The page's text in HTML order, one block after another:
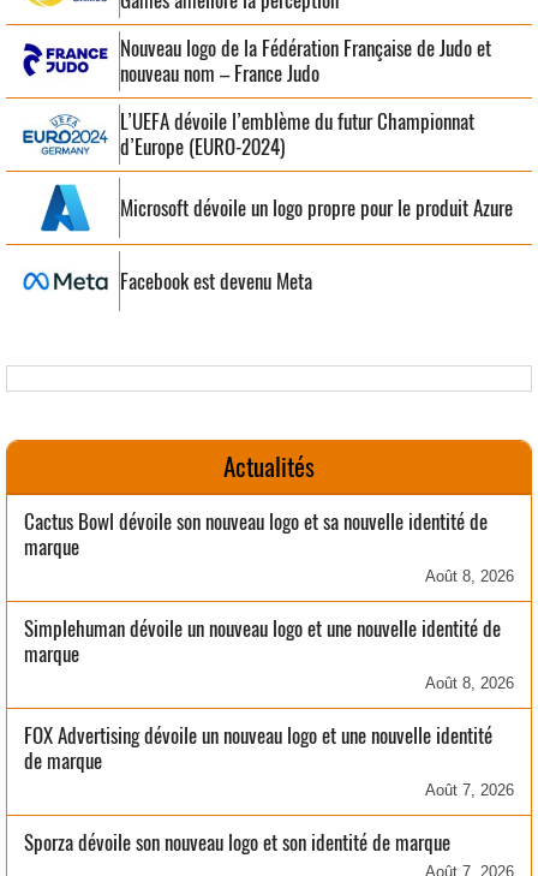
Nouveau logo de la Fédération Française de Judo et
nouveau nom – France Judo
L’UEFA dévoile l’emblème du futur Championnat
d’Europe (EURO-2024)
Microsoft dévoile un logo propre pour le produit Azure
Facebook est devenu Meta
Actualités
Cactus Bowl dévoile son nouveau logo et sa nouvelle identité de
marque
Août 8, 2026
Simplehuman dévoile un nouveau logo et une nouvelle identité de
marque
Août 8, 2026
FOX Advertising dévoile un nouveau logo et une nouvelle identité
de marque
Août 7, 2026
Sporza dévoile son nouveau logo et son identité de marque
Août 7, 2026